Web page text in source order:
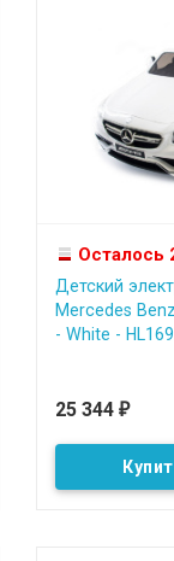
Осталось
Детский
Mercedes
- White - HL169...
25 344 ₽